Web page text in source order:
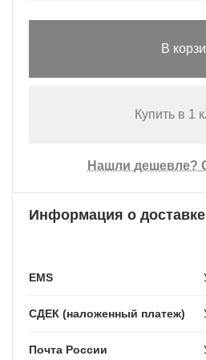
В
Купить в 1
Нашли дешевле?
Информация о доставке
EMS
СДЕК (наложенный платеж)
Почта России